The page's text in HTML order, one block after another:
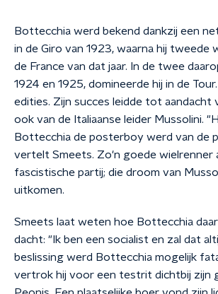
Bottecchia werd bekend dankzij een
in de Giro van 1923, waarna hij tweede
de France van dat jaar. In de twee
1924 en 1925, domineerde hij in de
edities. Zijn succes leidde tot aandacht
ook van de Italiaanse leider Mussolini.
Bottecchia de posterboy werd van de
vertelt Smeets. Zo'n goede wielrenner
fascistische partij; die droom van
uitkomen.
Smeets laat weten hoe Bottecchia
dacht: "Ik ben een socialist en zal dat
beslissing werd Bottecchia mogelijk
vertrok hij voor een testrit dichtbij zijn